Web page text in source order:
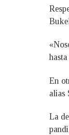
En
alias
La